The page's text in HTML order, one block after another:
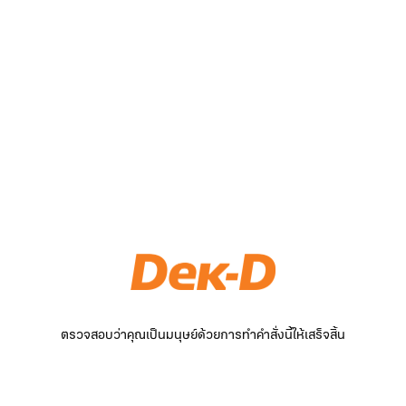
ตรวจสอบว่าคุณเป็นมนุษย์ด้วยการทำคำสั่งนี้ให้เสร็จสิ้น